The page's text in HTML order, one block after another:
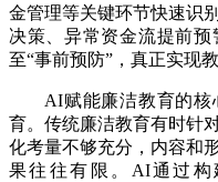
金管理等关键环节快速识
决策、异常资金流提前预
至“事前预防”，真正实现
AI赋能廉洁教育的核
育。传统廉洁教育有时针
化考量不够充分，内容和
果往往有限。AI通过